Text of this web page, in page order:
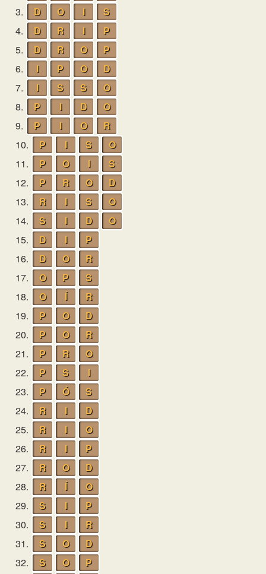
3.
D O I
S
4.
D R I
P
5.
D R O
P
6.
I P O
D
7.
I S S
O
8.
P I D
O
9.
P I O
R
10.
P I S
O
11.
P O I
S
12.
P R O
D
13.
R I S
O
14.
S I D
O
15.
D I
P
16.
D O
R
17.
O P
S
18.
O Í
R
19.
P O
D
20.
P O
R
21.
P R
O
22.
P S
I
23.
P Ó
S
24.
R I
D
25.
R I
O
26.
R I
P
27.
R O
D
28.
R Í
O
29.
S I
P
30.
S I
R
31.
S O
D
32.
S O
P